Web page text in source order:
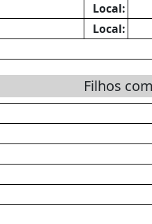
Local:
Local:
Filhos